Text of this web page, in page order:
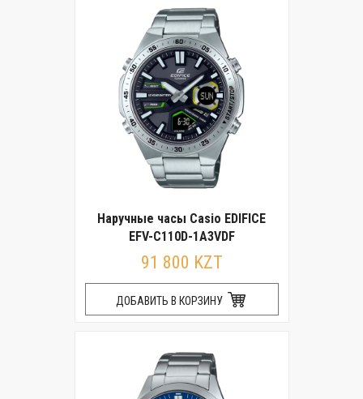
Наручные часы Casio EDIFICE
EFV-C110D-1A3VDF
91 800 KZT
ДОБАВИТЬ В КОРЗИНУ